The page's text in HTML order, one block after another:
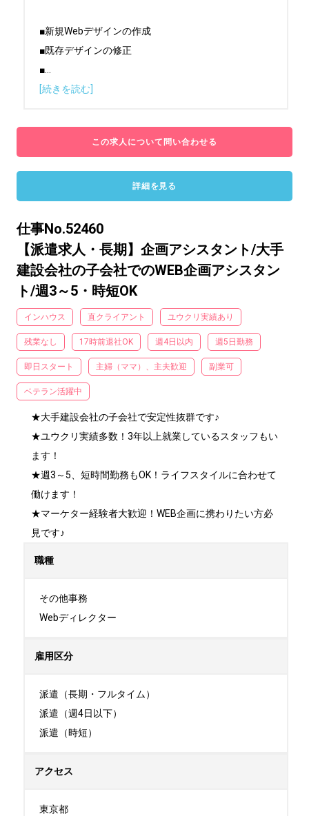
■新規Webデザインの作成
■既存デザインの修正
■...
[続きを読む]
この求人について問い合わせる
詳細を見る
仕事No.52460
【派遣求人・長期】企画アシスタント/大手
建設会社の子会社でのWEB企画アシスタン
ト/週3～5・時短OK
インハウス 直クライアント ユウクリ実績あり
残業なし 17時前退社OK 週4日以内 週5日勤務
即日スタート 主婦（ママ）、主夫歓迎 副業可
ベテラン活躍中
★大手建設会社の子会社で安定性抜群です♪
★ユウクリ実績多数！3年以上就業しているスタッフもい
ます！
★週3～5、短時間勤務もOK！ライフスタイルに合わせて
働けます！
★マーケター経験者大歓迎！WEB企画に携わりたい方必
見です♪
職種
その他事務
Webディレクター
雇用区分
派遣（長期・フルタイム）
派遣（週4日以下）
派遣（時短）
アクセス
東京都